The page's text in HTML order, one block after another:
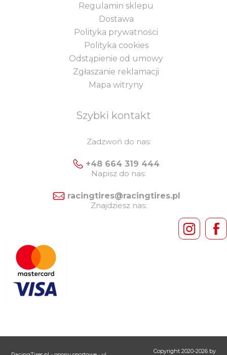
Regulamin sklepu
Dostawa
Polityka prywatności
Polityka cookies
Odstąpienie od umowy
Zgłaszanie reklamacji
Mapa witryny
Szybki kontakt
Zadzwoń do nas:
+48 664 319 444
Napisz do nas:
racingtires@racingtires.pl
Znajdziesz nas:
Copyright 2020-2026 by